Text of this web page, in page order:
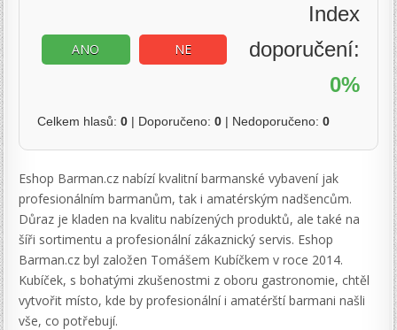
ANO NE
Index
doporučení:
0%
Celkem hlasů:0 | Doporučeno:0 | Nedoporučeno:0
Eshop Barman.cz nabízí kvalitní barmanské vybavení jak
profesionálním barmanům, tak i amatérským nadšencům.
Důraz je kladen na kvalitu nabízených produktů, ale také na
šíři sortimentu a profesionální zákaznický servis. Eshop
Barman.cz byl založen Tomášem Kubíčkem v roce 2014.
Kubíček, s bohatými zkušenostmi z oboru gastronomie, chtěl
vytvořit místo, kde by profesionální i amatérští barmani našli
vše, co potřebují.